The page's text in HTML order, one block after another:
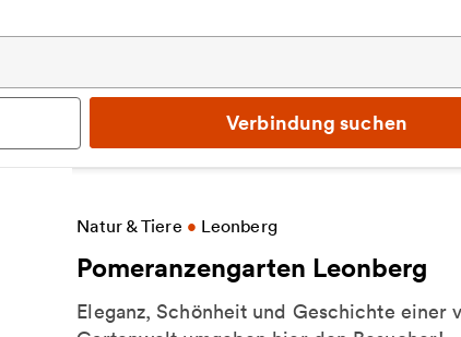
Verbindung suchen
Natur & Tiere • Leonberg
Pomeranzengarten Leonberg
Eleganz, Schönheit und Geschichte einer
Weitere Informationen zu